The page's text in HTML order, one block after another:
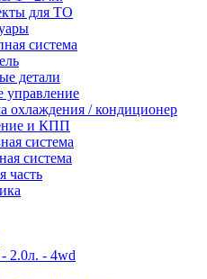
для ТО
система
детали
управление
охлаждения / кондиционер
и КПП
система
система
часть
2.0л. - 4wd